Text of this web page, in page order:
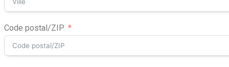
Code postal/ZIP